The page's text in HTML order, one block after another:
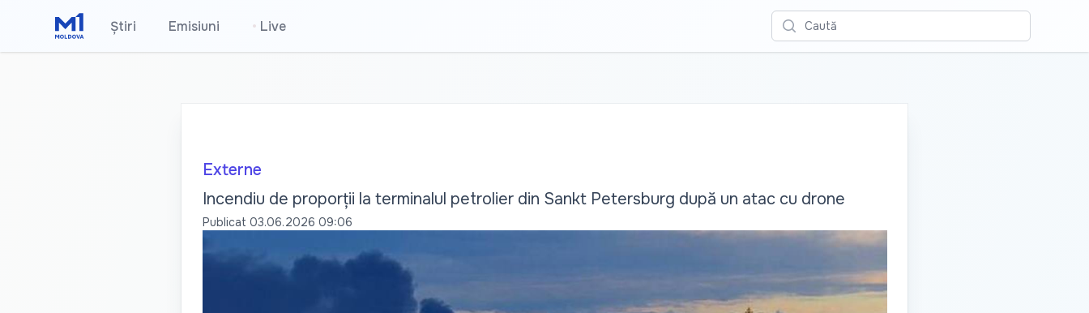
Știri Emisiuni • Live Caută
Externe
Incendiu de proporții la terminalul petrolier din Sankt Petersburg după un atac cu drone
Publicat 03.06.2026 09:06